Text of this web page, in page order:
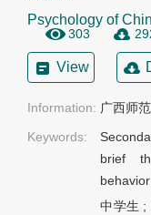
Psychology of
303
View
Information: 广西师
Keywords:
brief
behavior
中学生 ;